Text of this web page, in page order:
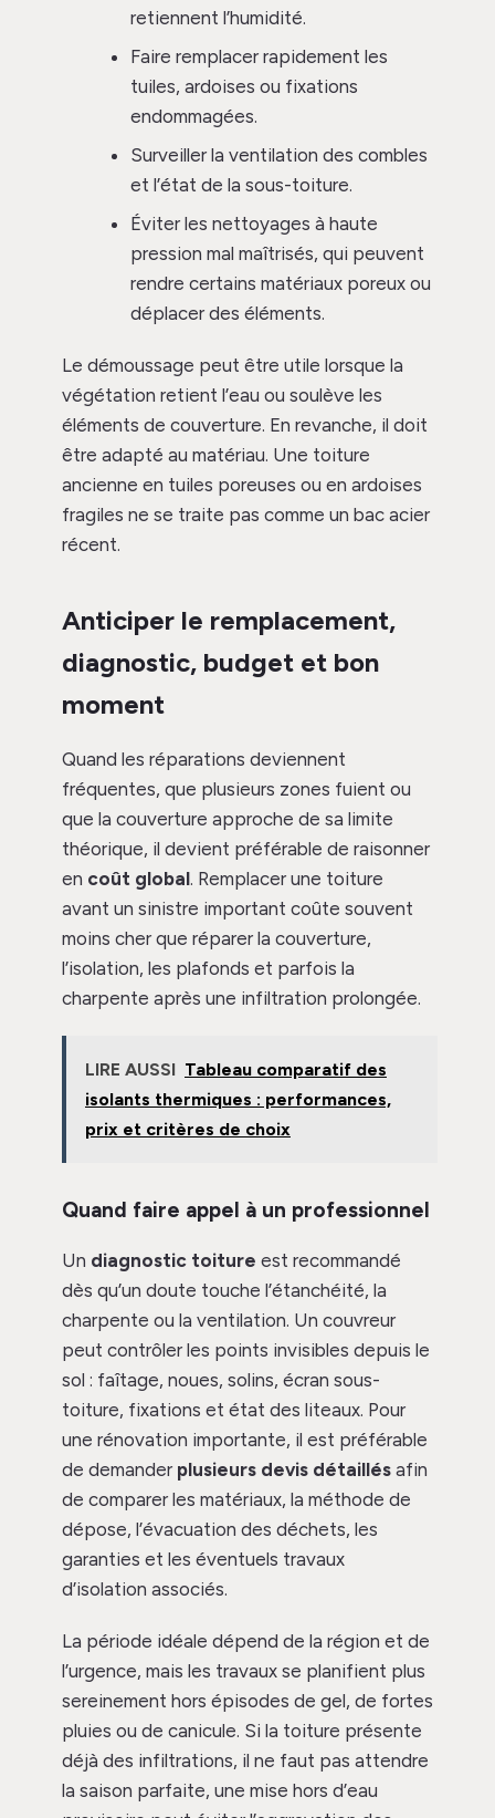
retiennent l’humidité.
Faire remplacer rapidement les
tuiles, ardoises ou fixations
endommagées.
Surveiller la ventilation des combles
et l’état de la sous-toiture.
Éviter les nettoyages à haute
pression mal maîtrisés, qui peuvent
rendre certains matériaux poreux ou
déplacer des éléments.
Le démoussage peut être utile lorsque la
végétation retient l’eau ou soulève les
éléments de couverture. En revanche, il doit
être adapté au matériau. Une toiture
ancienne en tuiles poreuses ou en ardoises
fragiles ne se traite pas comme un bac acier
récent.
Anticiper le remplacement,
diagnostic, budget et bon
moment
Quand les réparations deviennent
fréquentes, que plusieurs zones fuient ou
que la couverture approche de sa limite
théorique, il devient préférable de raisonner
en coût global. Remplacer une toiture
avant un sinistre important coûte souvent
moins cher que réparer la couverture,
l’isolation, les plafonds et parfois la
charpente après une infiltration prolongée.
LIRE AUSSI Tableau comparatif des
isolants thermiques : performances,
prix et critères de choix
Quand faire appel à un professionnel
Un diagnostic toiture est recommandé
dès qu’un doute touche l’étanchéité, la
charpente ou la ventilation. Un couvreur
peut contrôler les points invisibles depuis le
sol : faîtage, noues, solins, écran sous-
toiture, fixations et état des liteaux. Pour
une rénovation importante, il est préférable
de demander plusieurs devis détaillés afin
de comparer les matériaux, la méthode de
dépose, l’évacuation des déchets, les
garanties et les éventuels travaux
d’isolation associés.
La période idéale dépend de la région et de
l’urgence, mais les travaux se planifient plus
sereinement hors épisodes de gel, de fortes
pluies ou de canicule. Si la toiture présente
déjà des infiltrations, il ne faut pas attendre
la saison parfaite, une mise hors d’eau